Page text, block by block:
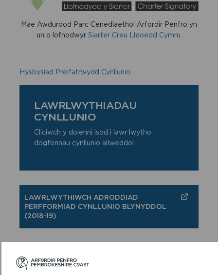
Mae Awdurdod Parc Cenedlaethol Arfordir Penfro yn
un o lofnodwyr Siarter Creu Lleoedd Cymru.
Hysbysiad Preifatrwydd Cynllunio
LAWRLWYTHIADAU
CYNLLUNIO
Cliciwch y dolenni isod i lawr lwytho
dogfennau cynllunio allweddol.
LAWRLWYTHIWCH ADRODDIAD
PERFFORMIAD CYNLLUNIO BLYNYDDOL
(2018-19)